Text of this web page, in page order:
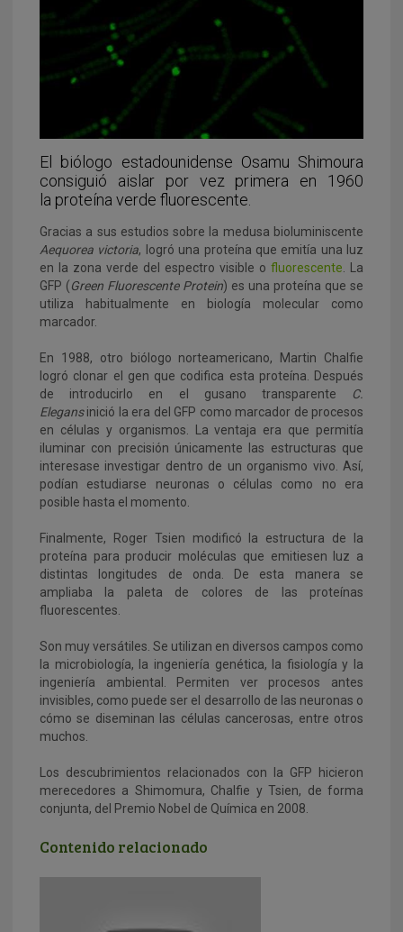
El biólogo estadounidense Osamu Shimoura
consiguió aislar por vez primera en 1960
la proteína verde fluorescente.
Gracias a sus estudios sobre la medusa bioluminiscente
Aequorea victoria, logró una proteína que emitía una luz
en la zona verde del espectro visible o fluorescente . La
GFP (Green Fluorescente Protein) es una proteína que se
utiliza habitualmente en biología molecular como
marcador.
En 1988, otro biólogo norteamericano, Martin Chalfie
logró clonar el gen que codifica esta proteína. Después
de introducirlo en el gusano transparente
C.
Elegansinició la era del GFP como marcador de procesos
en células y organismos. La ventaja era que permitía
iluminar con precisión únicamente las estructuras que
interesase investigar dentro de un organismo vivo. Así,
podían estudiarse neuronas o células como no era
posible hasta el momento.
Finalmente, Roger Tsien modificó la estructura de la
proteína para producir moléculas que emitiesen luz a
distintas longitudes de onda. De esta manera se
ampliaba la paleta de colores de las proteínas
fluorescentes.
Son muy versátiles. Se utilizan en diversos campos como
la microbiología, la ingeniería genética, la fisiología y la
ingeniería ambiental. Permiten ver procesos antes
invisibles, como puede ser el desarrollo de las neuronas o
cómo se diseminan las células cancerosas, entre otros
muchos.
Los descubrimientos relacionados con la GFP hicieron
merecedores a Shimomura, Chalfie y Tsien, de forma
conjunta, del Premio Nobel de Química en 2008.
Contenido relacionado